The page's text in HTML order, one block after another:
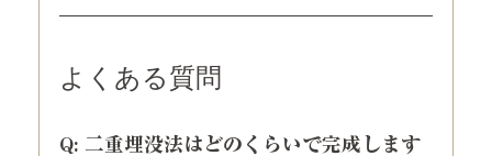
よくある質問
Q: 二重埋没法はどのくらいで完成します